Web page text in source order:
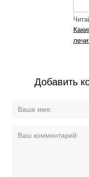
Добавить